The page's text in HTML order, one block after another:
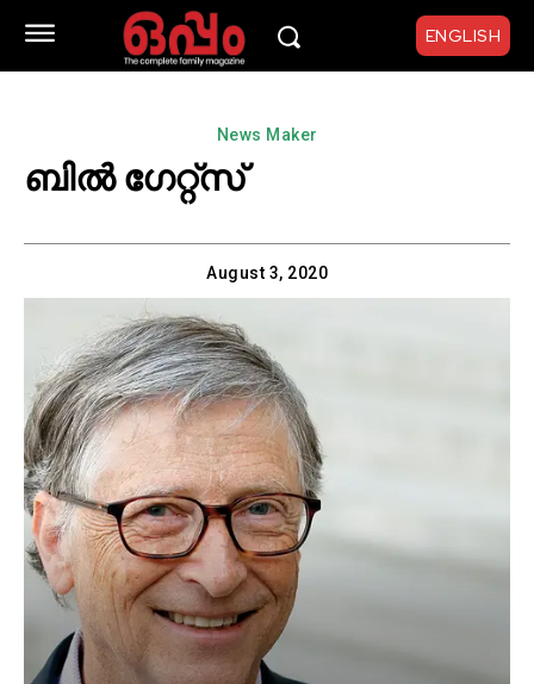
ENGLISH
News Maker
ബിൽ ഗേറ്റ്സ്
August 3, 2020